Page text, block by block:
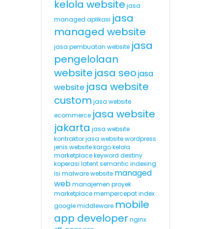
kelola website jasa
managed aplikasi jasa
managed website
jasa pembuatan website jasa
pengelolaan
website jasa seojasa
website jasa website
custom jasa website
ecommerce jasa website
jakarta jasa website
kontraktor jasa website wordpress
jenis website kargo kelola
marketplace keyword destiny
koperasi latent semantic indexing
lsi malware website managed
web manajemen proyek
marketplace mempercepat index
google middleware mobile
app developer nginx